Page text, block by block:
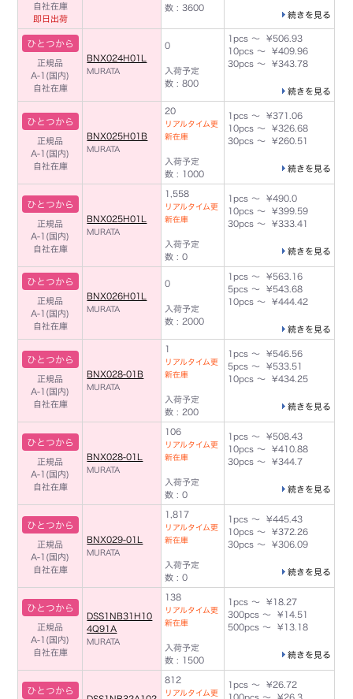
自社在庫
即日出荷
数 : 3600
続きを見る
ひとつから
正規品
A-1(国内)
自社在庫
BNX024H01L
MURATA
0
入荷予定
数 : 800
1pcs ～ ¥506.93
10pcs ～ ¥409.96
30pcs ～ ¥343.78
続きを見る
ひとつから
正規品
A-1(国内)
自社在庫
BNX025H01B
MURATA
20
リアルタイム更
新在庫
入荷予定
数 : 1000
1pcs ～ ¥371.06
10pcs ～ ¥326.68
30pcs ～ ¥260.51
続きを見る
ひとつから
正規品
A-1(国内)
自社在庫
BNX025H01L
MURATA
1,558
リアルタイム更
新在庫
入荷予定
数 : 0
1pcs ～ ¥490.0
10pcs ～ ¥399.59
30pcs ～ ¥333.41
続きを見る
ひとつから
正規品
A-1(国内)
自社在庫
BNX026H01L
MURATA
0
入荷予定
数 : 2000
1pcs ～ ¥563.16
5pcs ～ ¥543.68
10pcs ～ ¥444.42
続きを見る
ひとつから
正規品
A-1(国内)
自社在庫
BNX028-01B
MURATA
1
リアルタイム更
新在庫
入荷予定
数 : 200
1pcs ～ ¥546.56
5pcs ～ ¥533.51
10pcs ～ ¥434.25
続きを見る
ひとつから
正規品
A-1(国内)
自社在庫
BNX028-01L
MURATA
106
リアルタイム更
新在庫
入荷予定
数 : 0
1pcs ～ ¥508.43
10pcs ～ ¥410.88
30pcs ～ ¥344.7
続きを見る
ひとつから
正規品
A-1(国内)
自社在庫
BNX029-01L
MURATA
1,817
リアルタイム更
新在庫
入荷予定
数 : 0
1pcs ～ ¥445.43
10pcs ～ ¥372.26
30pcs ～ ¥306.09
続きを見る
ひとつから
正規品
A-1(国内)
自社在庫
DSS1NB31H10
4Q91A
MURATA
138
リアルタイム更
新在庫
入荷予定
数 : 1500
1pcs ～ ¥18.27
300pcs ～ ¥14.51
500pcs ～ ¥13.18
続きを見る
ひとつから
812
リアルタイム更
1pcs ～ ¥26.72
100pcs ～ ¥26.3